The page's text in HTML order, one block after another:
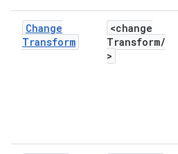
Change
Transform
<change
Transform/
>